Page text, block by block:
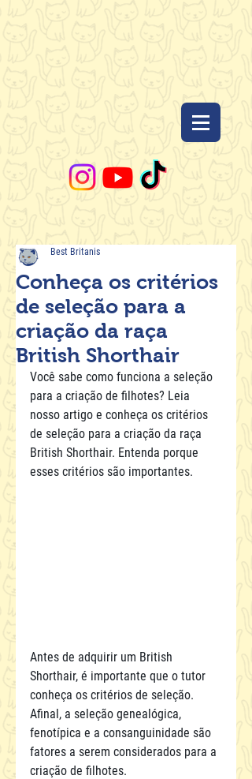
Conheça os critérios
de seleção para a
criação da raça
British Shorthair
Best Britanis
Você sabe como funciona a seleção
para a criação de filhotes? Leia
nosso artigo e conheça os critérios
de seleção para a criação da raça
British Shorthair. Entenda porque
esses critérios são importantes.
Antes de adquirir um British
Shorthair, é importante que o tutor
conheça os critérios de seleção.
Afinal, a seleção genealógica,
fenotípica e a consanguinidade são
fatores a serem considerados para a
criação de filhotes.